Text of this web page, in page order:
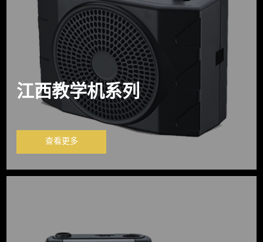
江西教学机系列
查看更多